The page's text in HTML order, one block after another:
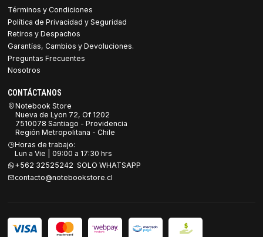
Términos y Condiciones
Política de Privacidad y Seguridad
Retiros y Despachos
Garantías, Cambios y Devoluciones.
Preguntas Frecuentes
Nosotros
CONTÁCTANOS
Notebook Store
Nueva de Lyon 72, Of 1202
7510078 Santiago - Providencia
Región Metropolitana - Chile
Horas de trabajo:
Lun a Vie | 09:00 a 17:30 hrs
+562 32525242 SOLO WHATSAPP
contacto@notebookstore.cl